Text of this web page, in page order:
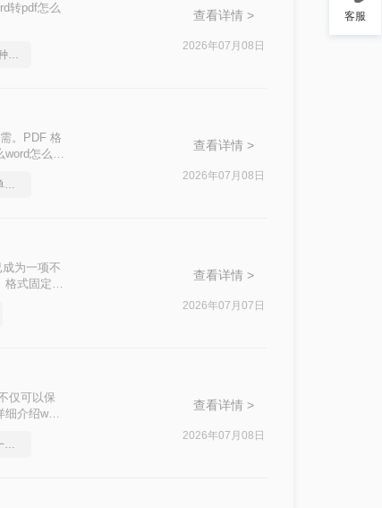
转pdf怎么
word2010转pdf，分享一种简单的方法
查看详情 >
2026年07月08日
。PDF 格
怎么转
word文档怎么转pdf？简单高效的恢复方法
查看详情 >
2026年07月08日
为一项不
格式固定性
转
查看详情 >
2026年07月07日
仅可以保
介绍word
word转pdf在线转换器，一起来学习吧
查看详情 >
2026年07月08日
客服